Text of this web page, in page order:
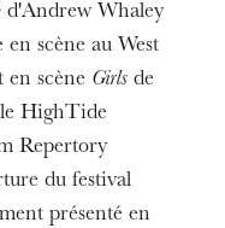
d'Andrew Whaley
scène au West
scène Girls de
HighTide
Repertory
du festival
présenté en